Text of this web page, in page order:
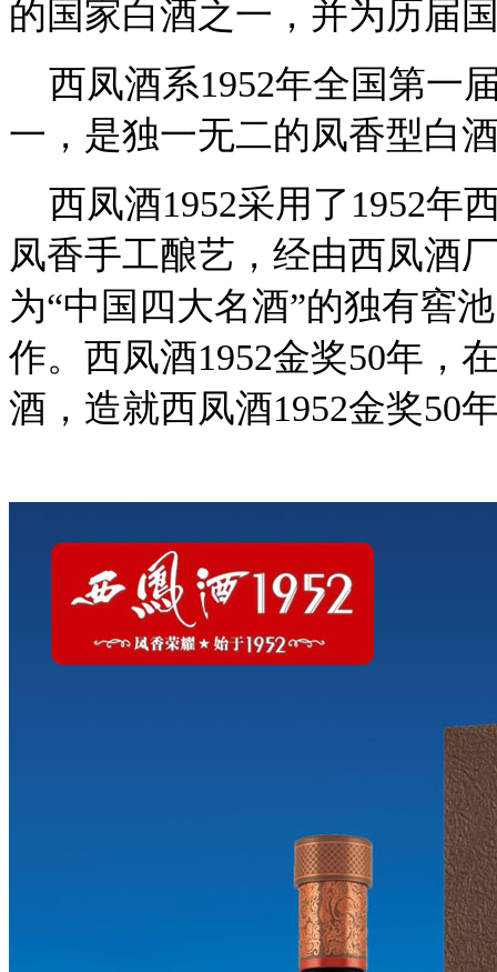
的国家白酒之一，并为历届
西凤酒系1952年全国第一
一，是独一无二的凤香型白
西凤酒1952采用了1952年
凤香手工酿艺，经由西凤酒
为“中国四大名酒”的独有窖
作。西凤酒1952金奖50年，
酒，造就西凤酒1952金奖50